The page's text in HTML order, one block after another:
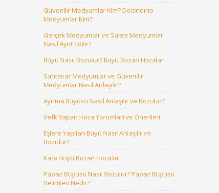
Güvenilir Medyumlar Kim? Dolandırıcı
Medyumlar Kim?
Gerçek Medyumlar ve Sahte Medyumlar
Nasıl Ayırt Edilir?
Büyü Nasıl Bozulur? Büyü Bozan Hocalar
Sahtekar Medyumlar ve Güvenilir
Medyumlar Nasıl Anlaşılır?
Ayırma Büyüsü Nasıl Anlaşılır ve Bozulur?
Vefk Yapan Hoca Yorumları ve Önerileri
Eşlere Yapılan Büyü Nasıl Anlaşılır ve
Bozulur?
Kara Büyü Bozan Hocalar
Papaz Büyüsü Nasıl Bozulur? Papaz Büyüsü
Belirtileri Nedir?